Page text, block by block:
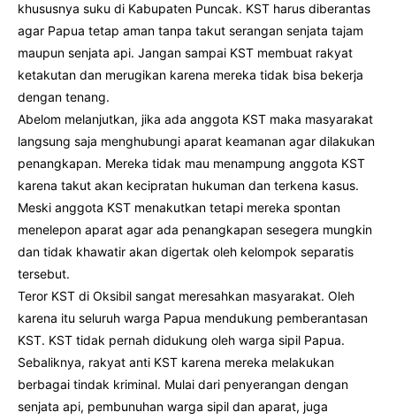
khususnya suku di Kabupaten Puncak. KST harus diberantas
agar Papua tetap aman tanpa takut serangan senjata tajam
maupun senjata api. Jangan sampai KST membuat rakyat
ketakutan dan merugikan karena mereka tidak bisa bekerja
dengan tenang.
Abelom melanjutkan, jika ada anggota KST maka masyarakat
langsung saja menghubungi aparat keamanan agar dilakukan
penangkapan. Mereka tidak mau menampung anggota KST
karena takut akan kecipratan hukuman dan terkena kasus.
Meski anggota KST menakutkan tetapi mereka spontan
menelepon aparat agar ada penangkapan sesegera mungkin
dan tidak khawatir akan digertak oleh kelompok separatis
tersebut.
Teror KST di Oksibil sangat meresahkan masyarakat. Oleh
karena itu seluruh warga Papua mendukung pemberantasan
KST. KST tidak pernah didukung oleh warga sipil Papua.
Sebaliknya, rakyat anti KST karena mereka melakukan
berbagai tindak kriminal. Mulai dari penyerangan dengan
senjata api, pembunuhan warga sipil dan aparat, juga